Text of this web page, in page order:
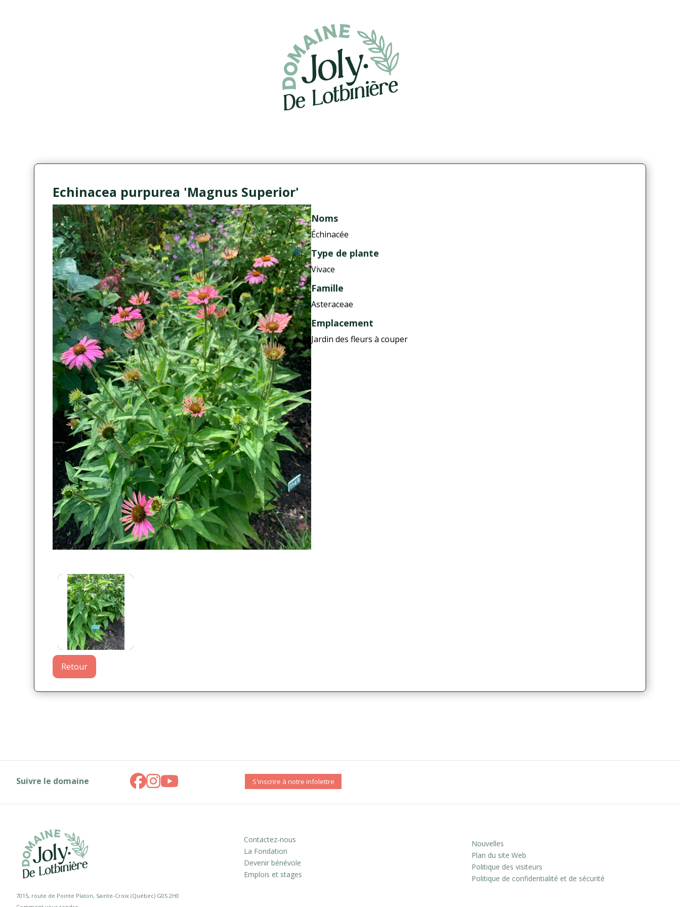
Echinacea purpurea 'Magnus Superior'
Noms
Échinacée
Type de plante
Vivace
Famille
Asteraceae
Emplacement
Jardin des fleurs à couper
Retour
Suivre le domaine S'inscrire à notre infolettre
7015, route de Pointe Platon, Sainte-Croix (Québec) G0S 2H0
Contactez-nous
La Fondation
Devenir bénévole
Emplois et stages
Nouvelles
Plan du site Web
Politique des visiteurs
Politique de confidentialité et de sécurité